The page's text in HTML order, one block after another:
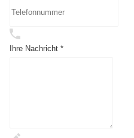
Ihre Nachricht *